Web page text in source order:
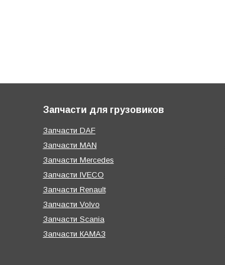
Запчасти для грузовиков
Запчасти DAF
Запчасти MAN
Запчасти Mercedes
Запчасти IVECO
Запчасти Renault
Запчасти Volvo
Запчасти Scania
Запчасти КАМАЗ